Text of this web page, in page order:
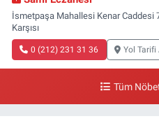
İsmetpaşa Mahallesi Kenar Caddesi
Karşısı
0 (212) 231 31 36 Yol Tarifi
Tüm